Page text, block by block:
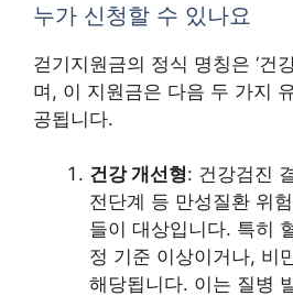
누가 신청할 수 있나요
걷기지원금의 정식 명칭은 ‘건
며, 이 지원금은 다음 두 가지
공됩니다.
건강 개선형: 건강검진
전단계 등 만성질환 위
들이 대상입니다. 특히
정 기준 이상이거나, 비
해당됩니다. 이는 질병